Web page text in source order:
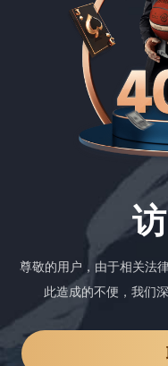
尊敬的用户，由于相关法
此造成的不便，我们